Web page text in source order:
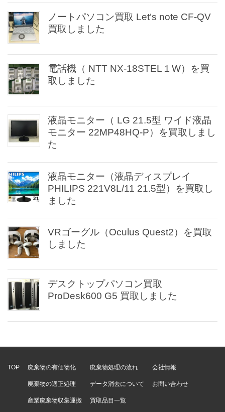
ノートパソコン買取 Let‘s note CF-QV
買取しました
電話機（ NTT NX-18STEL１W）を買
取しました
液晶モニター（ LG 21.5型 ワイド液晶
モニター 22MP48HQ-P）を買取しまし
た
液晶モニター（液晶ディスプレイ
PHILIPS 221V8L/11 21.5型）を買取し
ました
VRゴーグル（Oculus Quest2）を買取
しました
デスクトップパソコン買取
ProDesk600 G5 買取しました
TOP 廃棄物の有価物化
廃棄物の適正処理
産業廃棄物収集運搬
廃棄物処理の流れ
データ消去について
買取品目一覧
会社情報
お問い合わせ